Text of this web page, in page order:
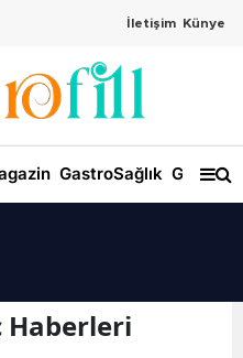
İletişim Künye
GastroSağlık
Haberleri